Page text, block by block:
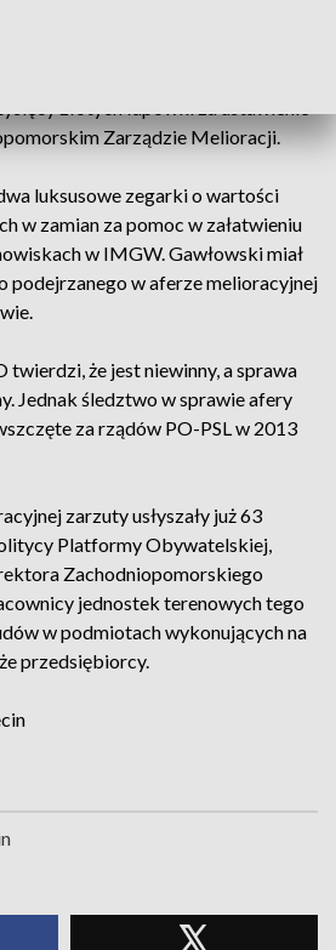
Zarządzie Melioracji.
luksusowe zegarki o wartości
w zamian za pomoc w załatwieniu
w IMGW. Gawłowski miał
podejrzanego w aferze melioracyjnej
twierdzi, że jest niewinny, a sprawa
Jednak śledztwo w sprawie afery
za rządów PO-PSL w 2013
zarzuty usłyszały już 63
Platformy Obywatelskiej,
Zachodniopomorskiego
jednostek terenowych tego
w podmiotach wykonujących na
przedsiębiorcy.